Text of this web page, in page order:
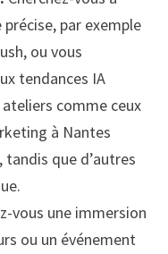
par exemple
ou vous
tendances IA
ateliers comme ceux
à Nantes
que d’autres
vous une immersion
ou un événement